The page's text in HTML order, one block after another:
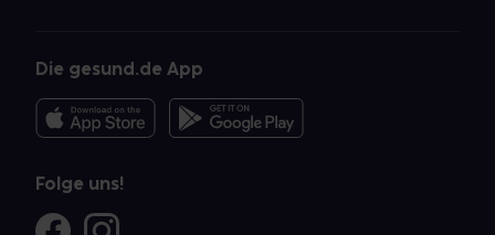
Die gesund.de App
Folge uns!